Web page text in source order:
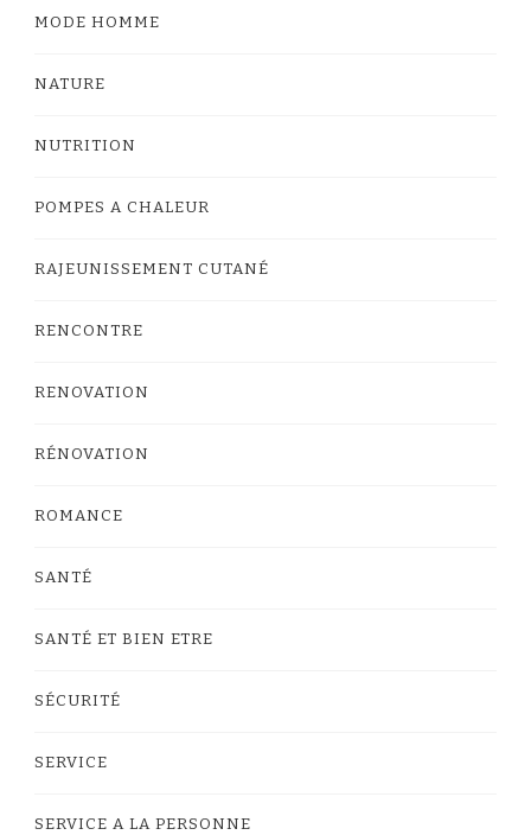
MODE HOMME
NATURE
NUTRITION
POMPES A CHALEUR
RAJEUNISSEMENT CUTANÉ
RENCONTRE
RENOVATION
RÉNOVATION
ROMANCE
SANTÉ
SANTÉ ET BIEN ETRE
SÉCURITÉ
SERVICE
SERVICE A LA PERSONNE